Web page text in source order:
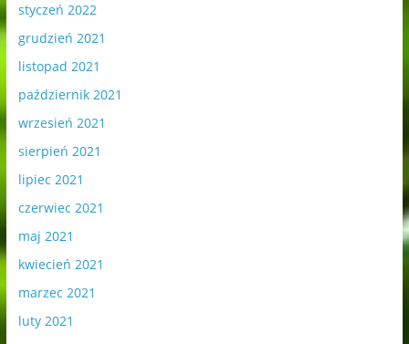
styczeń 2022
grudzień 2021
listopad 2021
październik 2021
wrzesień 2021
sierpień 2021
lipiec 2021
czerwiec 2021
maj 2021
kwiecień 2021
marzec 2021
luty 2021